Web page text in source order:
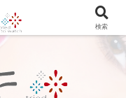
介やテーマのカスタマイズ
検索